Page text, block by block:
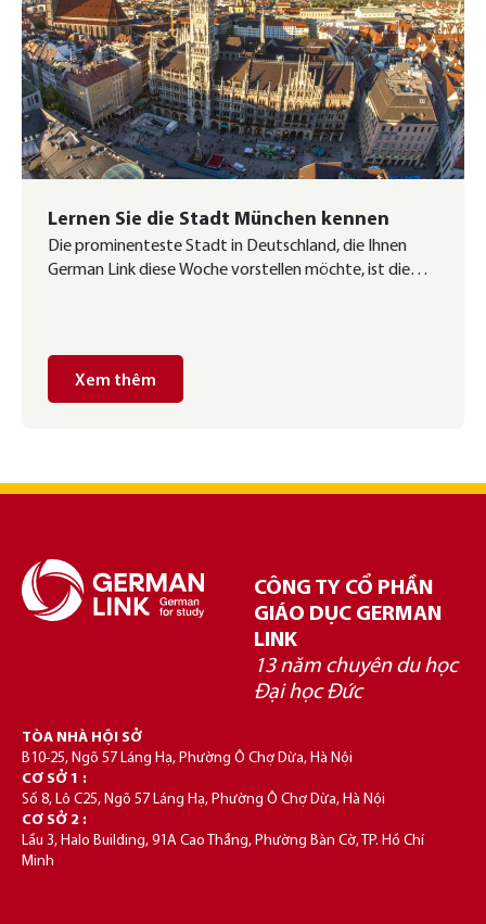
Lernen Sie die Stadt München kennen
Die prominenteste Stadt in Deutschland, die Ihnen
German Link diese Woche vorstellen möchte, ist die
Hightech und Wissenschaft mit dem einfachen Charme
Xem thêm
CÔNG TY CỔ PHẦN
GIÁO DỤC GERMAN
LINK
13 năm chuyên du học
Đại học Đức
TÒA NHÀ HỘI SỞ
B10-25, Ngõ 57 Láng Hạ, Phường Ô Chợ Dừa, Hà Nội
CƠ SỞ 1 :
Số 8, Lô C25, Ngõ 57 Láng Hạ, Phường Ô Chợ Dừa, Hà Nội
CƠ SỞ 2 :
Lầu 3, Halo Building, 91A Cao Thắng, Phường Bàn Cờ, TP. Hồ Chí
Minh